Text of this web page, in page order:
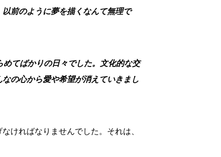
前のように夢を描くなんて無理で
めてばかりの日々でした。文化的な交
の心から愛や希望が消えていきまし
ければなりませんでした。それは、